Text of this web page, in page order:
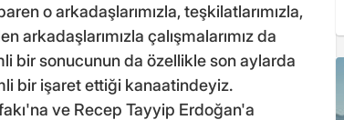
o arkadaşlarımızla, teşkilatlarımızla,
çalışmalarımız da
bir sonucunun da özellikle son aylarda
bir işaret ettiği kanaatindeyiz.
ve Recep Tayyip Erdoğan'a